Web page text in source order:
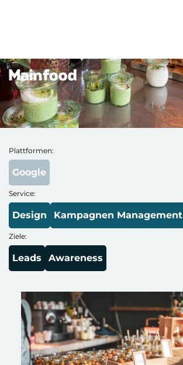
Mainfood
Plattformen:
Google
Service:
Design Kampagnen Management
Ziele:
Leads Awareness